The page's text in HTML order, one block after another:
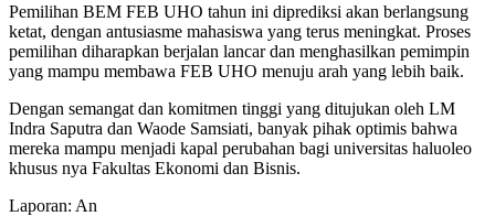
Pemilihan BEM FEB UHO tahun ini diprediksi akan berlangsung
ketat, dengan antusiasme mahasiswa yang terus meningkat. Proses
pemilihan diharapkan berjalan lancar dan menghasilkan pemimpin
yang mampu membawa FEB UHO menuju arah yang lebih baik.
Dengan semangat dan komitmen tinggi yang ditujukan oleh LM
Indra Saputra dan Waode Samsiati, banyak pihak optimis bahwa
mereka mampu menjadi kapal perubahan bagi universitas haluoleo
khusus nya Fakultas Ekonomi dan Bisnis.
Laporan: An